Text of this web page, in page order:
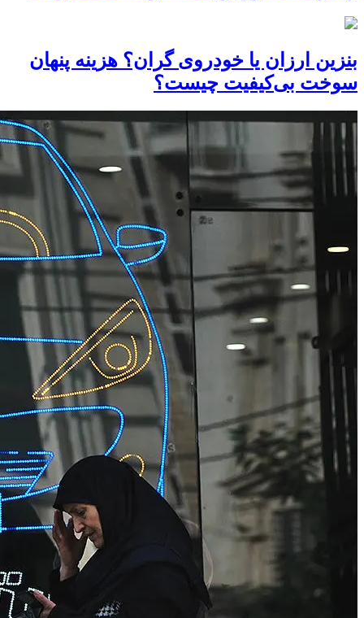
بنزین ارزان یا خودروی گران؟ هزینه پنهان
سوخت بی‌کیفیت چیست؟